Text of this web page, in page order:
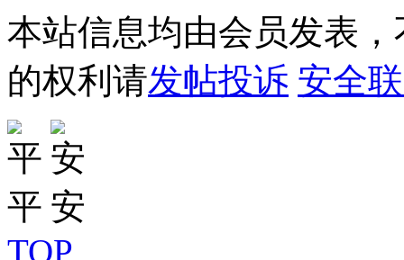
本站信息均由会员发表
的权利请发帖投诉 安全
TOP